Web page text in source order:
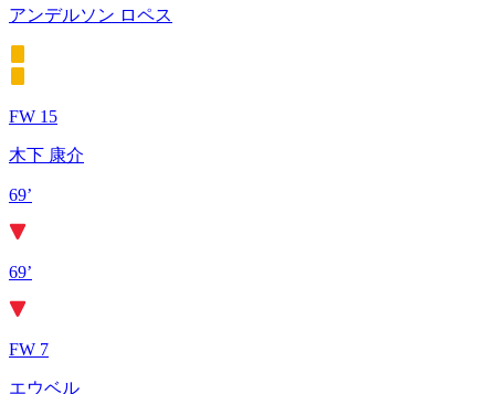
アンデルソン ロペス
FW 15
木下 康介
69’
69’
FW 7
エウベル